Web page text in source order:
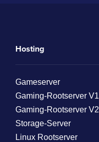
Hosting
Gameserver
Gaming-Rootserver V1
Gaming-Rootserver V2
Storage-Server
Linux Rootserver